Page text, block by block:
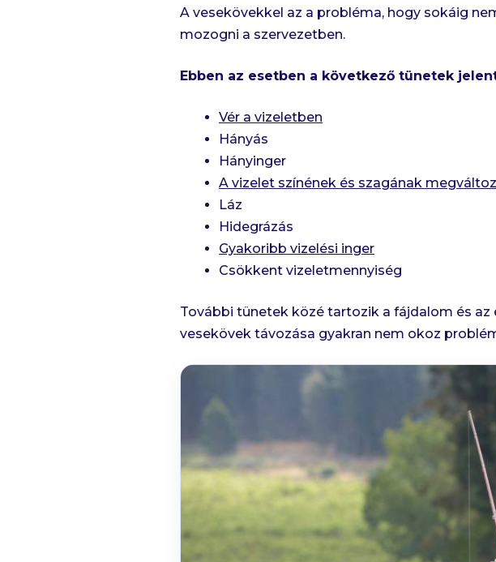
A vesekövekkel az a probléma, hogy sokáig
mozogni a szervezetben.
Ebben az esetben a következő tünetek
Vér a vizeletben
Hányás
Hányinger
A vizelet színének és szagának
Láz
Hidegrázás
Gyakoribb vizelési inger
Csökkent vizeletmennyiség
További tünetek közé tartozik a fájdalom és
vesekövek távozása gyakran nem okoz